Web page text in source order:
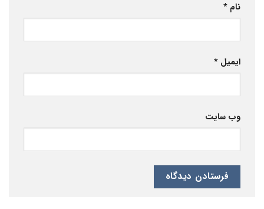
نام *
ایمیل *
وب‌ سایت